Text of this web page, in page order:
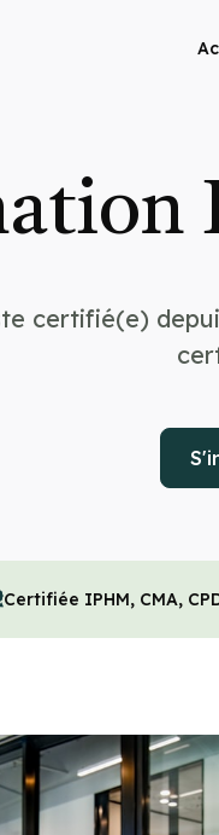
certifié(e)
Certifiée IPHM, CMA,